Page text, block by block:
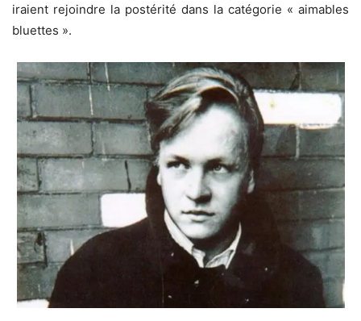
iraient rejoindre la postérité dans la catégorie « aimables
bluettes ».